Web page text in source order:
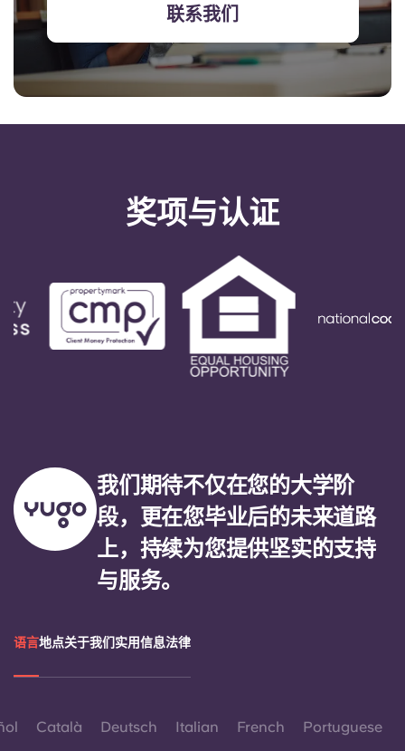
联系我们
奖项与认证
我们期待不仅在您的大学阶
段，更在您毕业后的未来道路
上，持续为您提供坚实的支持
与服务。
语言地点关于我们实用信息法律
Català Deutsch Italian French Portuguese